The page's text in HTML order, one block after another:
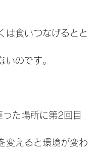
は食いつなげるとと
のです。
た場所に第2回目
変えると環境が変わ